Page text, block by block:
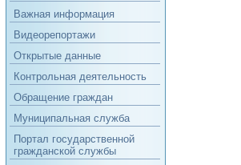
Важная информация
Видеорепортажи
Открытые данные
Контрольная деятельность
Обращение граждан
Муниципальная служба
Портал государственной
гражданской службы